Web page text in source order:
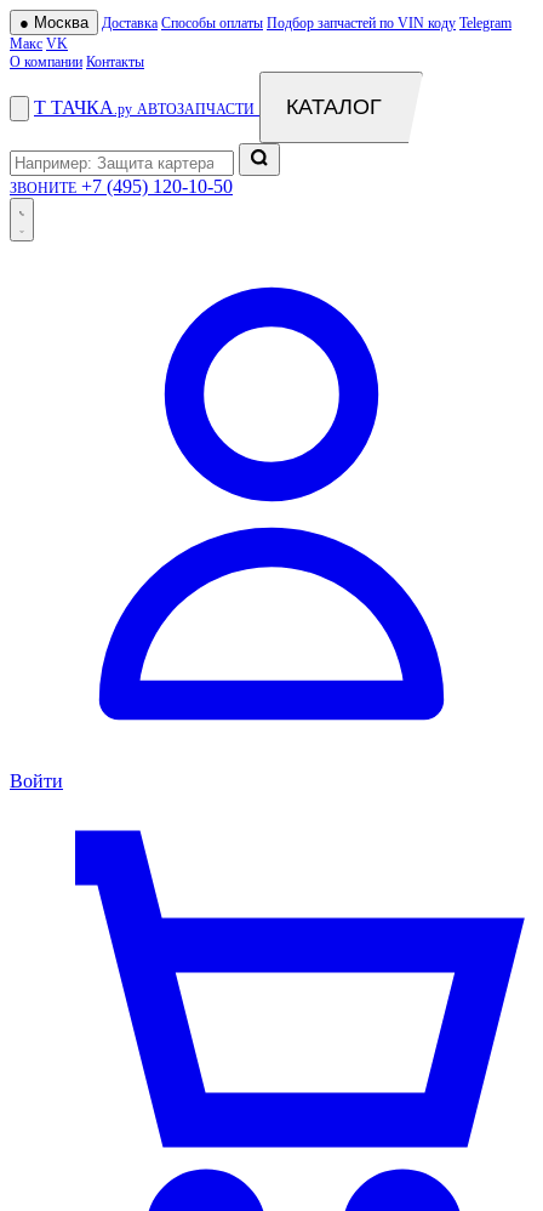
● Москва Доставка Способы оплаты Подбор запчастей по VIN коду Telegram
Макс VK
О компании Контакты
Т ТАЧКА .ру АВТОЗАПЧАСТИ КАТАЛОГ
ЗВОНИТЕ +7 (495) 120-10-50
Войти